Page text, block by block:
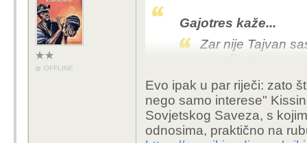
OFFLINE
Gajotres kaže...
Zar nije Tajvan
naselio tamo.
Do 1971. Tajvan kao
i Vijeća sigurnosti
Kina preuzela mjesto
Evo ipak u par riječi: zato
nego samo interese"
Sovjetskog Saveza, s
odnosima, praktično na